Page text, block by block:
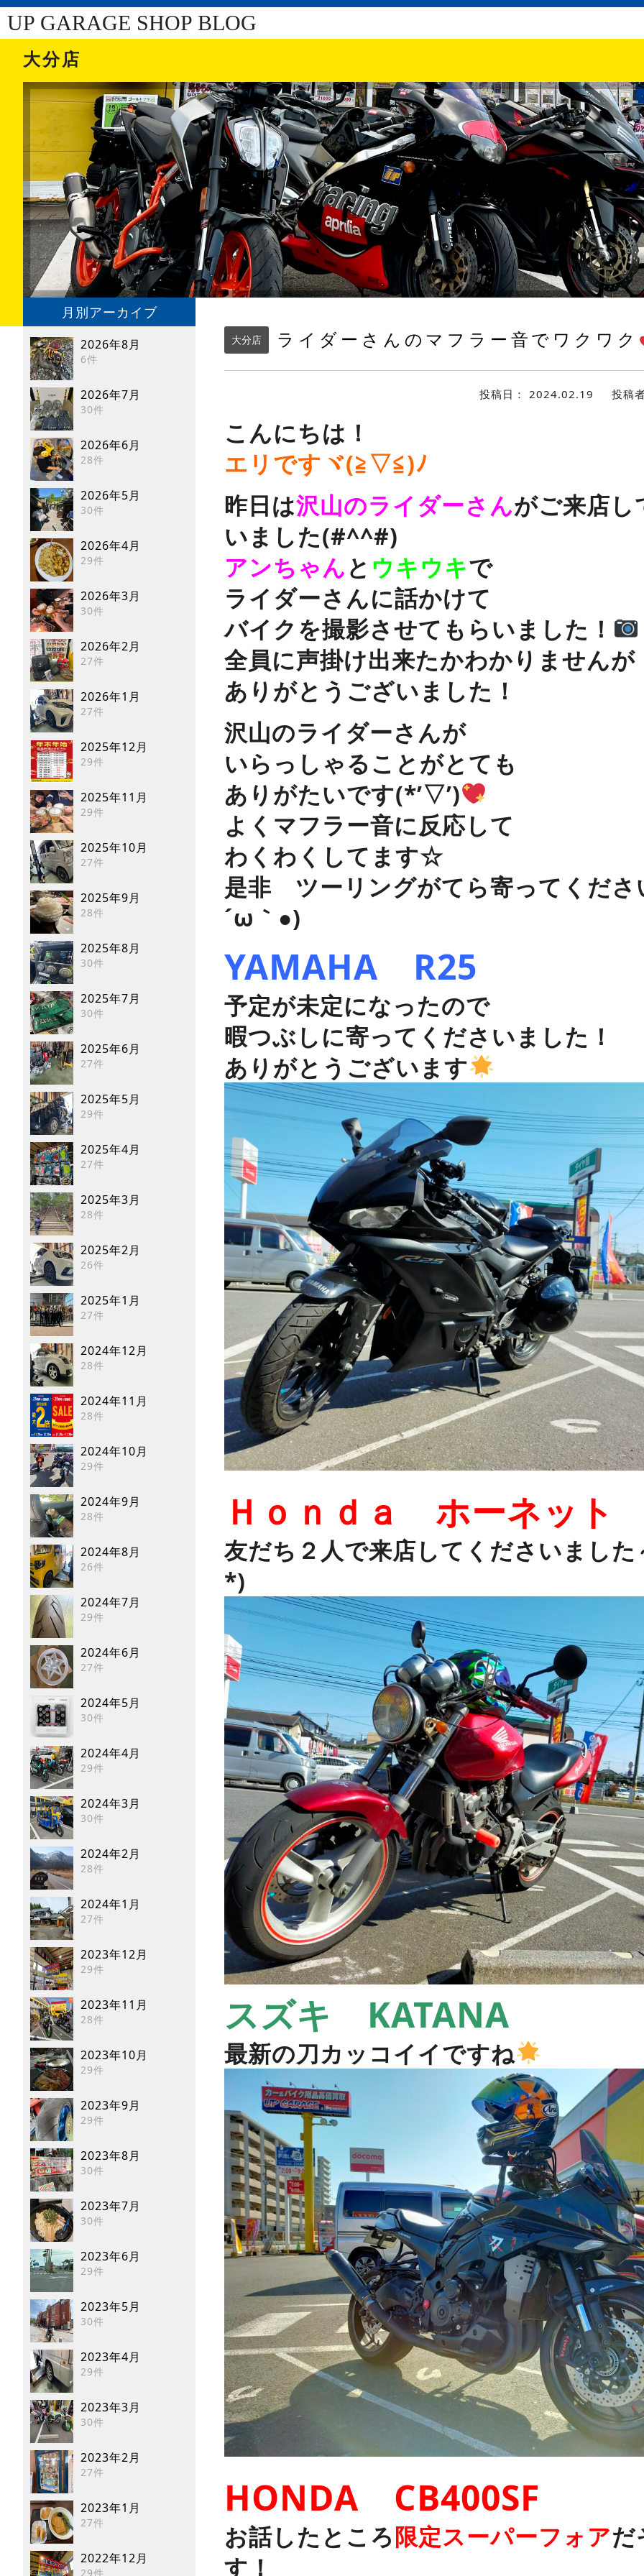
UP GARAGE SHOP BLOG
大分店
月別アーカイブ
2026年8月
6件
2026年7月
30件
2026年6月
28件
2026年5月
30件
2026年4月
29件
2026年3月
30件
2026年2月
27件
2026年1月
27件
2025年12月
29件
2025年11月
29件
2025年10月
27件
2025年9月
28件
2025年8月
30件
2025年7月
30件
2025年6月
27件
2025年5月
29件
2025年4月
27件
2025年3月
28件
2025年2月
26件
2025年1月
27件
2024年12月
28件
2024年11月
28件
2024年10月
29件
2024年9月
28件
2024年8月
26件
2024年7月
29件
2024年6月
27件
2024年5月
30件
2024年4月
29件
2024年3月
30件
2024年2月
28件
2024年1月
27件
2023年12月
29件
2023年11月
28件
2023年10月
29件
2023年9月
29件
2023年8月
30件
2023年7月
30件
2023年6月
29件
2023年5月
30件
2023年4月
29件
2023年3月
30件
2023年2月
27件
2023年1月
27件
2022年12月
29件
大分店 ライダーさんのマフラー音でワクワク
投稿日： 2024.02.19 投稿
こんにちは！
エリですヾ(≧▽≦)ﾉ
昨日は沢山のライダーさんがご来店し
いました(#^^#)
アンちゃんと ウキウキで
ライダーさんに話かけて
バイクを撮影させてもらいました！
全員に声掛け出来たかわかりませんが
ありがとうございました！
沢山のライダーさんが
いらっしゃることがとても
ありがたいです(*’▽’)
よくマフラー音に反応して
わくわくしてます☆
是非 ツーリングがてら寄ってくださ
´ω｀●)
YAMAHA R25
予定が未定になったので
暇つぶしに寄ってくださいました！
ありがとうございます
Ｈｏｎｄａ ホーネット
友だち２人で来店してくださいまし
*)
スズキ KATANA
最新の刀カッコイイですね
HONDA CB400SF
お話したところ限定スーパーフォアだ
す！